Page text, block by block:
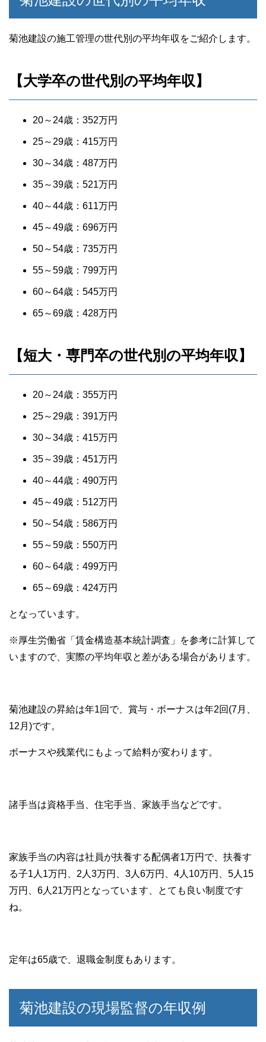
菊池建設の施工管理の世代別の平均年収をご紹介します。
【大学卒の世代別の平均年収】
20～24歳：352万円
25～29歳：415万円
30～34歳：487万円
35～39歳：521万円
40～44歳：611万円
45～49歳：696万円
50～54歳：735万円
55～59歳：799万円
60～64歳：545万円
65～69歳：428万円
【短大・専門卒の世代別の平均年収】
20～24歳：355万円
25～29歳：391万円
30～34歳：415万円
35～39歳：451万円
40～44歳：490万円
45～49歳：512万円
50～54歳：586万円
55～59歳：550万円
60～64歳：499万円
65～69歳：424万円
となっています。
※厚生労働省「賃金構造基本統計調査」を参考に計算して
いますので、実際の平均年収と差がある場合があります。
菊池建設の昇給は年1回で、賞与・ボーナスは年2回(7月、
12月)です。
ボーナスや残業代にもよって給料が変わります。
諸手当は資格手当、住宅手当、家族手当などです。
家族手当の内容は社員が扶養する配偶者1万円で、扶養す
る子1人1万円、2人3万円、3人6万円、4人10万円、5人15
万円、6人21万円となっています、とても良い制度です
ね。
定年は65歳で、退職金制度もあります。
菊池建設の現場監督の年収例